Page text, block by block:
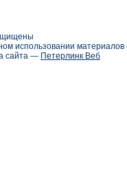
использовании
сайта — Петерлинк Веб